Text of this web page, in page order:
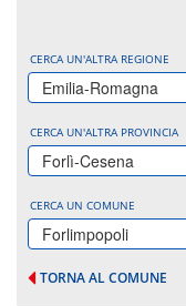
CERCA UN'ALTRA REGIONE
Emilia-Romagna
CERCA UN'ALTRA PROVINCIA
Forlì-Cesena
CERCA UN COMUNE
Forlimpopoli
TORNA AL COMUNE